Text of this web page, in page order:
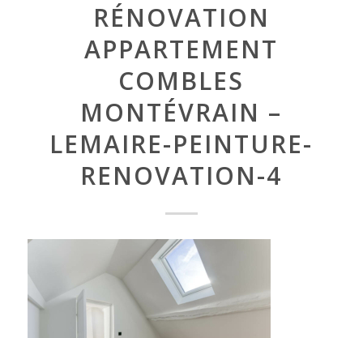
RÉNOVATION
APPARTEMENT
COMBLES
MONTÉVRAIN –
LEMAIRE-PEINTURE-
RENOVATION-4